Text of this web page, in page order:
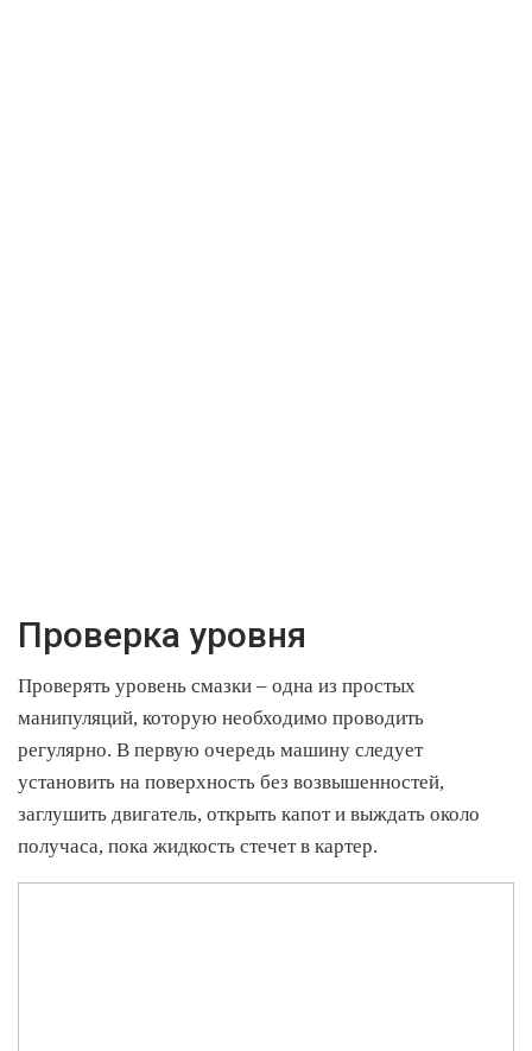
Проверка уровня
Проверять уровень смазки – одна из простых
манипуляций, которую необходимо проводить
регулярно. В первую очередь машину следует
установить на поверхность без возвышенностей,
заглушить двигатель, открыть капот и выждать около
получаса, пока жидкость стечет в картер.